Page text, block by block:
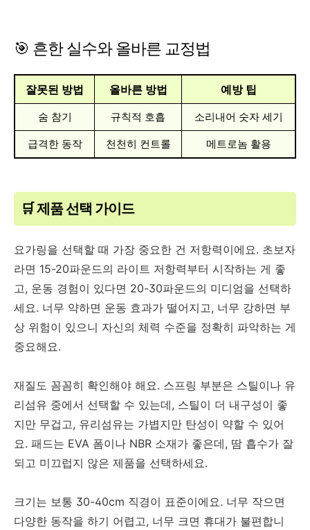
🎯 흔한 실수와 올바른 교정법
잘못된 방법 올바른 방법 예방 팁
숨 참기 규칙적 호흡 소리내어 숫자 세기
급격한 동작 천천히 컨트롤 메트로놈 활용
🛒 제품 선택 가이드
요가링을 선택할 때 가장 중요한 건 저항력이에요. 초보자
라면 15-20파운드의 라이트 저항력부터 시작하는 게 좋
고, 운동 경험이 있다면 20-30파운드의 미디엄을 선택하
세요. 너무 약하면 운동 효과가 떨어지고, 너무 강하면 부
상 위험이 있으니 자신의 체력 수준을 정확히 파악하는 게
중요해요.
재질도 꼼꼼히 확인해야 해요. 스프링 부분은 스틸이나 유
리섬유 중에서 선택할 수 있는데, 스틸이 더 내구성이 좋
지만 무겁고, 유리섬유는 가볍지만 탄성이 약할 수 있어
요. 패드는 EVA 폼이나 NBR 소재가 좋은데, 땀 흡수가 잘
되고 미끄럽지 않은 제품을 선택하세요.
크기는 보통 30-40cm 직경이 표준이에요. 너무 작으면
다양한 동작을 하기 어렵고, 너무 크면 휴대가 불편합니